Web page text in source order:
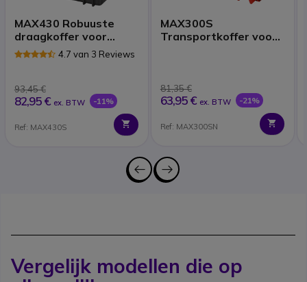
MAX430 Robuuste
draagkoffer voor
portofoons4.7 van 3 Reviews
93,45 €
82,95 € ex. BTW -11%
Ref: MAX430S
MAX300S
Transportkoffer voor
81,35 €
63,95 € ex. BTW -21%
Ref: MAX300SN
Vergelijk modellen die op